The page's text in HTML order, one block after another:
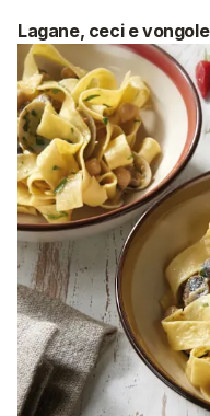
Lagane, ceci e vongole